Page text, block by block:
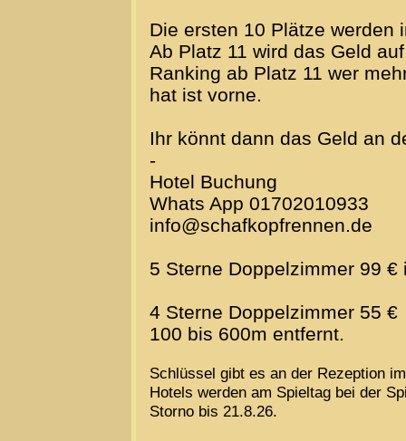
Die ersten 10 Plätze werden
Ab Platz 11 wird das Geld
Ranking ab Platz 11 wer
hat ist vorne.
Ihr könnt dann das Geld an
-
Hotel Buchung
Whats App 01702010933
info@schafkopfrennen.de
5 Sterne Doppelzimmer 99 €
4 Sterne Doppelzimmer 55 €
100 bis 600m entfernt.
Schlüssel gibt es an der Rezeption
Hotels werden am Spieltag bei der
Storno bis 21.8.26.